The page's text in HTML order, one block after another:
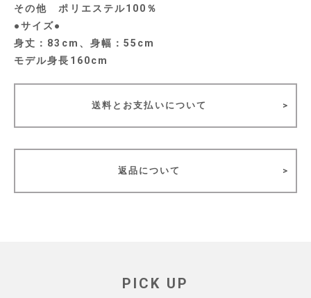
その他 ポリエステル100％
●サイズ●
身丈：83cm、身幅：55cm
モデル身長160cm
送料とお支払いについて
返品について
PICK UP